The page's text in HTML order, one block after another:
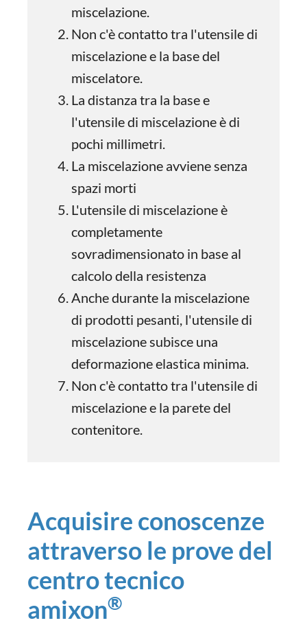
miscelazione.
Non c'è contatto tra l'utensile di
miscelazione e la base del
miscelatore.
La distanza tra la base e
l'utensile di miscelazione è di
pochi millimetri.
La miscelazione avviene senza
spazi morti
L'utensile di miscelazione è
completamente
sovradimensionato in base al
calcolo della resistenza
Anche durante la miscelazione
di prodotti pesanti, l'utensile di
miscelazione subisce una
deformazione elastica minima.
Non c'è contatto tra l'utensile di
miscelazione e la parete del
contenitore.
Acquisire conoscenze
attraverso le prove del
centro tecnico
amixon®